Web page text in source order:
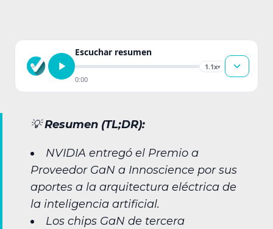
Escuchar resumen
1.1x▾
0:00
💡Resumen (TL;DR):
NVIDIA entregó el Premio a
Proveedor GaN a Innoscience por sus
aportes a la arquitectura eléctrica de
la inteligencia artificial.
Los chips GaN de tercera